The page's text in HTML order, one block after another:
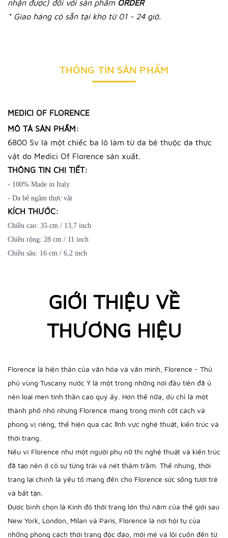
nhận được) đối với sản phẩm ORDER
* Giao hàng có sẵn tại kho từ 01 - 24 giờ.
THÔNG TIN SẢN PHẨM
MEDICI OF FLORENCE
MÔ TẢ SẢN PHẨM:
6800 Sv là một chiếc ba lô làm từ da bê thuộc da thực
vật do Medici Of Florence sản xuất.
THÔNG TIN CHI TIẾT:
- 100% Made in Italy
- Da bê ngâm thực vật
KÍCH THƯỚC:
Chiều cao: 35 cm / 13,7 inch
Chiều rộng: 28 cm / 11 inch
Chiều sâu: 16 cm / 6,2 inch
GIỚI THIỆU VỀ
THƯƠNG HIỆU
Florence là hiện thân của văn hóa và văn minh, Florence - Thủ
phủ vùng Tuscany nước Ý là một trong những nơi đầu tiên đã ủ
nên loại men tinh thần cao quý ấy. Hơn thế nữa, dù chỉ là một
thành phố nhỏ nhưng Florence mang trong mình cốt cách và
phong vị riêng, thể hiện qua các lĩnh vực nghệ thuật, kiến trúc và
thời trang.
Nếu ví Florence như một người phụ nữ thì nghệ thuật và kiến trúc
đã tạo nên ở cô sự từng trải và nét thâm trầm. Thế nhưng, thời
trang lại chính là yếu tố mang đến cho Florence sức sống tươi trẻ
và bất tận
Được bình chọn là Kinh đô thời trang lớn thứ năm của thế giới sau
New York, London, Milan và Paris, Florence là nơi hội tụ của
những phong cách thời trang độc đáo, mới mẻ và lôi cuốn đến từ